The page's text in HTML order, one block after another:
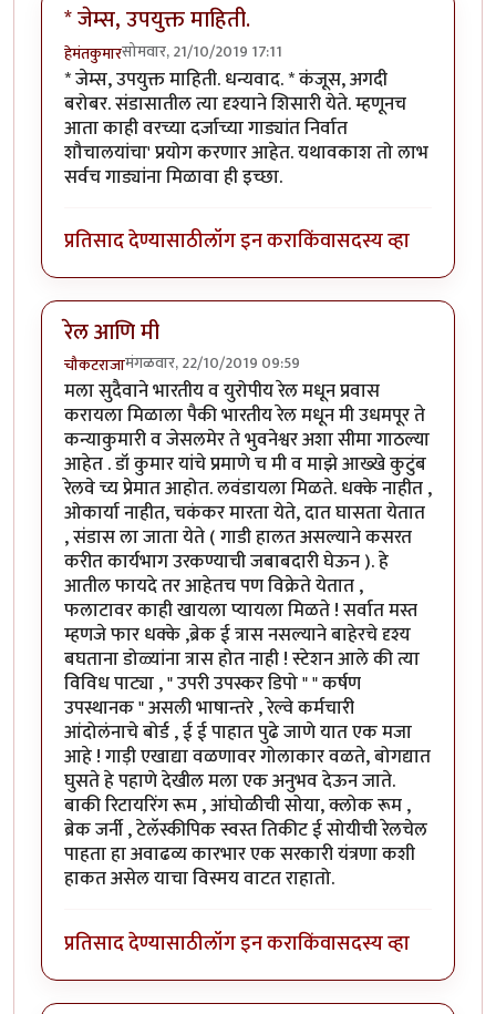
* जेम्स, उपयुक्त माहिती.
हेमंतकुमारसोमवार, 21/10/2019 17:11
* जेम्स, उपयुक्त माहिती. धन्यवाद. * कंजूस, अगदी
बरोबर. संडासातील त्या दृश्याने शिसारी येते. म्हणूनच
आता काही वरच्या दर्जाच्या गाड्यांत निर्वात
शौचालयांचा' प्रयोग करणार आहेत. यथावकाश तो लाभ
सर्वच गाड्यांना मिळावा ही इच्छा.
प्रतिसाद देण्यासाठीलॉग इन कराकिंवासदस्य व्हा
रेल आणि मी
चौकटराजामंगळवार, 22/10/2019 09:59
मला सुदैवाने भारतीय व युरोपीय रेल मधून प्रवास
करायला मिळाला पैकी भारतीय रेल मधून मी उधमपूर ते
कन्याकुमारी व जेसलमेर ते भुवनेश्वर अशा सीमा गाठल्या
आहेत . डॉ कुमार यांचे प्रमाणे च मी व माझे आख्खे कुटुंब
रेलवे च्य प्रेमात आहोत. लवंडायला मिळते. धक्के नाहीत ,
ओकार्या नाहीत, चकंकर मारता येते, दात घासता येतात
, संडास ला जाता येते ( गाडी हालत असल्याने कसरत
करीत कार्यभाग उरकण्याची जबाबदारी घेऊन ). हे
आतील फायदे तर आहेतच पण विक्रेते येतात ,
फलाटावर काही खायला प्यायला मिळते ! सर्वात मस्त
म्हणजे फार धक्के ,ब्रेक ई त्रास नसल्याने बाहेरचे दृश्य
बघताना डोळ्यांना त्रास होत नाही ! स्टेशन आले की त्या
विविध पाट्या , " उपरी उपस्कर डिपो " " कर्षण
उपस्थानक " असली भाषान्तरे , रेल्वे कर्मचारी
आंदोलंनाचे बोर्ड , ई ई पाहात पुढे जाणे यात एक मजा
आहे ! गाड़ी एखाद्या वळणावर गोलाकार वळते, बोगद्यात
घुसते हे पहाणे देखील मला एक अनुभव देऊन जाते.
बाकी रिटायरिंग रूम , आंघोळीची सोया, क्लोक रूम ,
ब्रेक जर्नी , टेलॅस्कीपिक स्वस्त तिकीट ई सोयीची रेलचेल
पाहता हा अवाढव्य कारभार एक सरकारी यंत्रणा कशी
हाकत असेल याचा विस्मय वाटत राहातो.
प्रतिसाद देण्यासाठीलॉग इन कराकिंवासदस्य व्हा